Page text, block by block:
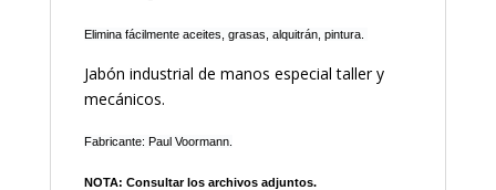
Elimina fácilmente aceites, grasas, alquitrán, pintura.
Jabón industrial de manos especial taller y
mecánicos.
Fabricante: Paul Voormann.
NOTA: Consultar los archivos adjuntos.